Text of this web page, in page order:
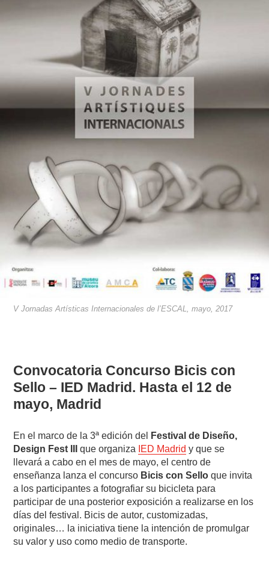
V Jornadas Artísticas Internacionales de l’ESCAL, mayo, 2017
Convocatoria Concurso Bicis con
Sello – IED Madrid. Hasta el 12 de
mayo, Madrid
En el marco de la 3ª edición del
Festival de Diseño,
Design Fest III
que organiza IED Madrid y que se
llevará a cabo en el mes de mayo, el centro de
enseñanza lanza el concurso Bicis con Sello que invita
a los participantes a fotografiar su bicicleta para
participar de una posterior exposición a realizarse en los
días del festival. Bicis de autor, customizadas,
originales… la iniciativa tiene la intención de promulgar
su valor y uso como medio de transporte.